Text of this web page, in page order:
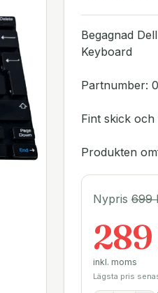
Begagnad
Keyboard
Partnumber:
Fint skick
Produkten
Nypris 699
inkl. moms
Lägsta pris